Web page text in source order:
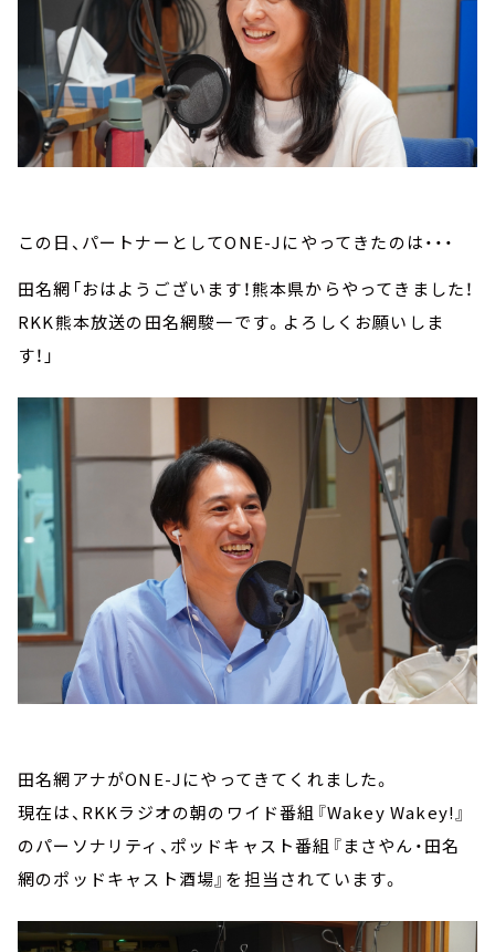
この日、パートナーとしてONE-Jにやってきたのは・・・
田名網「おはようございます！熊本県からやってきました！
RKK熊本放送の田名網駿一です。よろしくお願いしま
す！」
田名網アナがONE-Jにやってきてくれました。
現在は、RKKラジオの朝のワイド番組『Wakey Wakey!』
のパーソナリティ、ポッドキャスト番組『まさやん・田名
網のポッドキャスト酒場』を担当されています。